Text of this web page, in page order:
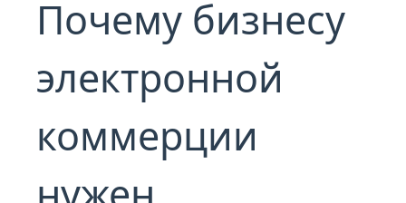
Почему бизнесу
электронной
коммерции